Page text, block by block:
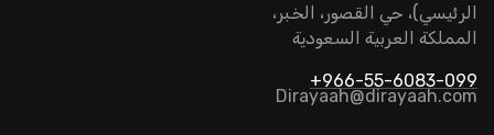
الرئيسي)، حي القصور، الخبر،
المملكة العربية السعودية
966-55-6083-099+
Dirayaah@dirayaah.com